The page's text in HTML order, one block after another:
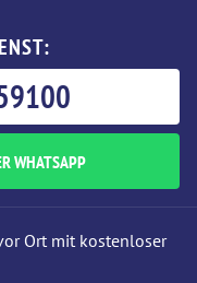
WHATSAPP
Ort mit kostenloser